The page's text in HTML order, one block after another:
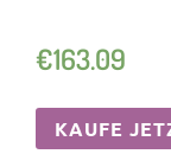
€163.09
KAUFE